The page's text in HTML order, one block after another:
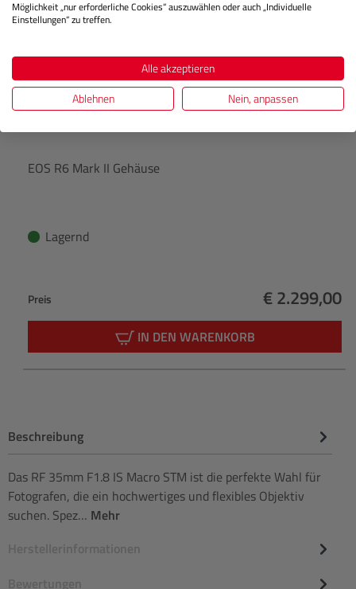
EOS R6 Mark II Gehäuse
Lagernd
Preis
Regulärer
€ 2.299,00
IN DEN WARENKORB
Beschreibung
Das RF 35mm F1.8 IS Macro STM ist die perfekte Wahl für
Fotografen, die ein hochwertiges und flexibles Objektiv
suchen. Spez… Mehr
Herstellerinformationen
Bewertungen
Möglichkeit „nur erforderliche Cookies“ auszuwählen oder auch „Individuelle
Einstellungen“ zu treffen.
Alle akzeptieren
Ablehnen
Nein, anpassen